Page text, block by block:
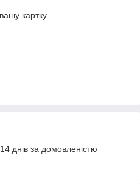
картку
днів за домовленістю